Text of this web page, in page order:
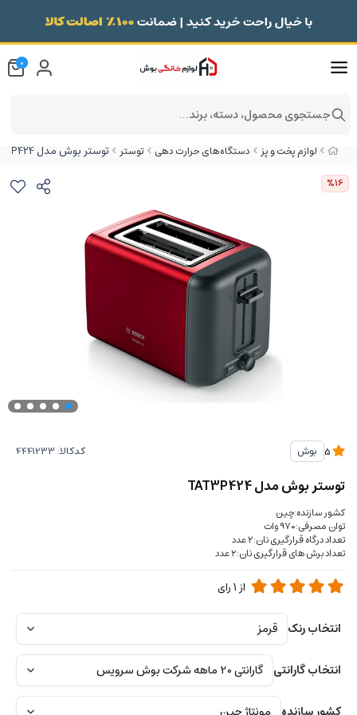
لوازم پخت و پز دستگاه‌های حرارت دهی توستر توستر بوش مدل TAT3P424
%16
بوش کدکالا:
توستر بوش مدل TAT3P424
کشور سازنده:چین
توان مصرفی:۹۷۰ وات
تعداد درگاه قرارگیری نان:۲ عدد
تعداد برش های قرارگیری نان:۲ عدد
از 1رای
انتخاب رنک
انتخاب گارانتی
0
جستجوی محصول، دسته، برند...